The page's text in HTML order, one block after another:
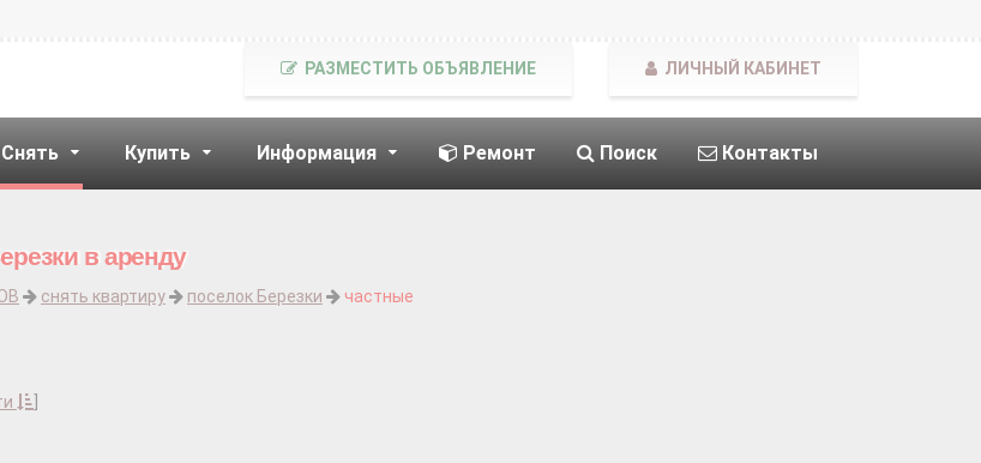
Снять Купить Информация Ремонт Поиск Контакты
РАЗМЕСТИТЬ ОБЪЯВЛЕНИЕ ЛИЧНЫЙ КАБИНЕТ
в аренду
снять квартиру поселок Березки
частные